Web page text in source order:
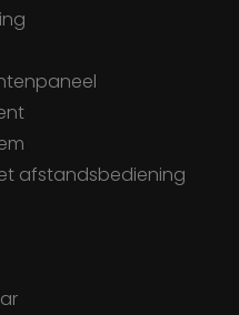
afstandsbediening